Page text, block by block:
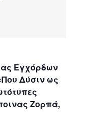
Εγχόρδων
Δύσιν ως
Ζορπά,